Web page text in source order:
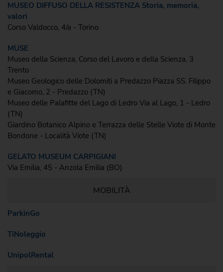
MUSEO DIFFUSO DELLA RESISTENZA Storia, memoria,
valori
Corso Valdocco, 4/a - Torino
MUSE
Museo della Scienza, Corso del Lavoro e della Scienza, 3
Trento
Museo Geologico delle Dolomiti a Predazzo Piazza SS. Filippo
e Giacomo, 2 - Predazzo (TN)
Museo delle Palafitte del Lago di Ledro Via al Lago, 1 - Ledro
(TN)
Giardino Botanico Alpino e Terrazza delle Stelle Viote di Monte
Bondone - Località Viote (TN)
GELATO MUSEUM CARPIGIANI
Via Emilia, 45 - Anzola Emilia (BO)
MOBILITÀ
ParkinGo
TiNoleggio
UnipolRental